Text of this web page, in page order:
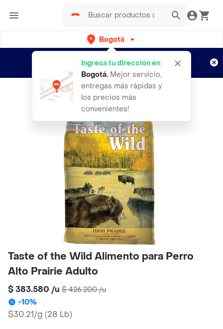
Bogotá
Ingresa tu dirección en
Bogotá. Mejor servicio,
entregas más rápidas y
los precios más
convenientes!
envíos gratis por semanas
Aplican TyC
Taste of the Wild Alimento para Perro
Alto Prairie Adulto
$ 383.580 /u $ 426.200/u
-10%
$30.21/g (28 Lb)